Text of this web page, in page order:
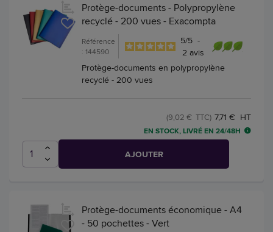
Protège-documents - Polypropylène
recyclé - 200 vues - Exacompta
Référence
: 144590
5/5 -
2 avis
Protège-documents en polypropylène
recyclé - 200 vues
7,71 € HT
(9,02 € TTC)
EN STOCK, LIVRÉ EN 24/48H
AJOUTER
Protège-documents économique - A4
- 50 pochettes - Vert